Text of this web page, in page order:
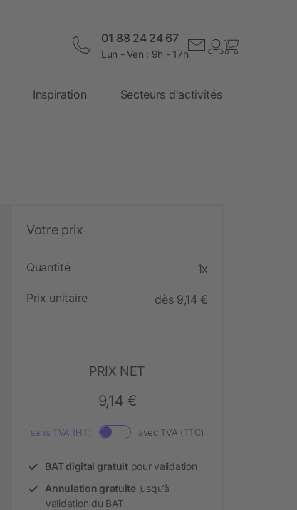
01 88 24 24 67
Lun - Ven : 9h - 17h
Inspiration Secteurs d'activités
Votre prix
Quantité 1x
Prix unitaire dès 9,14 €
PRIX NET
9,14 €
sans TVA (HT) avec TVA (TTC)
BAT digital gratuitpour validation
Annulation gratuitejusqu’à
validation du BAT